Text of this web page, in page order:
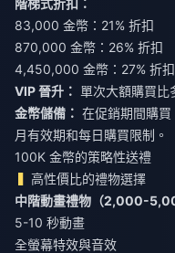
階梯式折扣：
83,000 金幣：21% 折扣
870,000 金幣：26% 折扣
4,450,000 金幣：27% 折扣
VIP 晉升： 單次大額購買比
金幣儲備： 在促銷期間購
月有效期和每日購買限制。
100K 金幣的策略性送禮
高性價比的禮物選擇
中階動畫禮物（2,000-
5-10 秒動畫
全螢幕特效與音效